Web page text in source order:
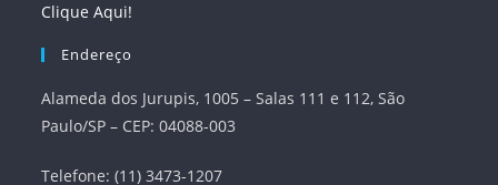
Clique Aqui!
Endereço
Alameda dos Jurupis, 1005 – Salas 111 e 112, São
Paulo/SP – CEP: 04088-003
Telefone: (11) 3473-1207